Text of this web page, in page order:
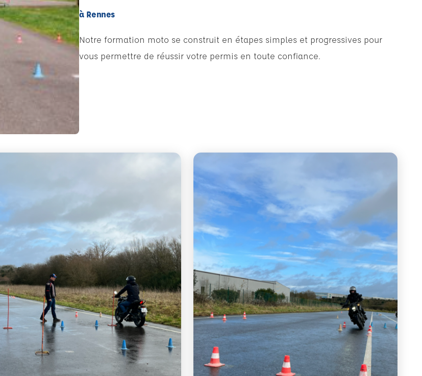
à Rennes
Notre formation moto se construit en étapes simples et progressives pour
vous permettre de réussir votre permis en toute confiance.